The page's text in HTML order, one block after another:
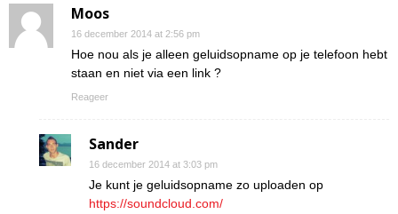
Moos
16 december 2014 at 2:56 pm
Hoe nou als je alleen geluidsopname op je telefoon hebt
staan en niet via een link ?
Reageer
Sander
16 december 2014 at 3:03 pm
Je kunt je geluidsopname zo uploaden op
https://soundcloud.com/